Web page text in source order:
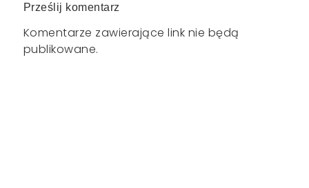
Prześlij komentarz
Komentarze zawierające link nie będą
publikowane.